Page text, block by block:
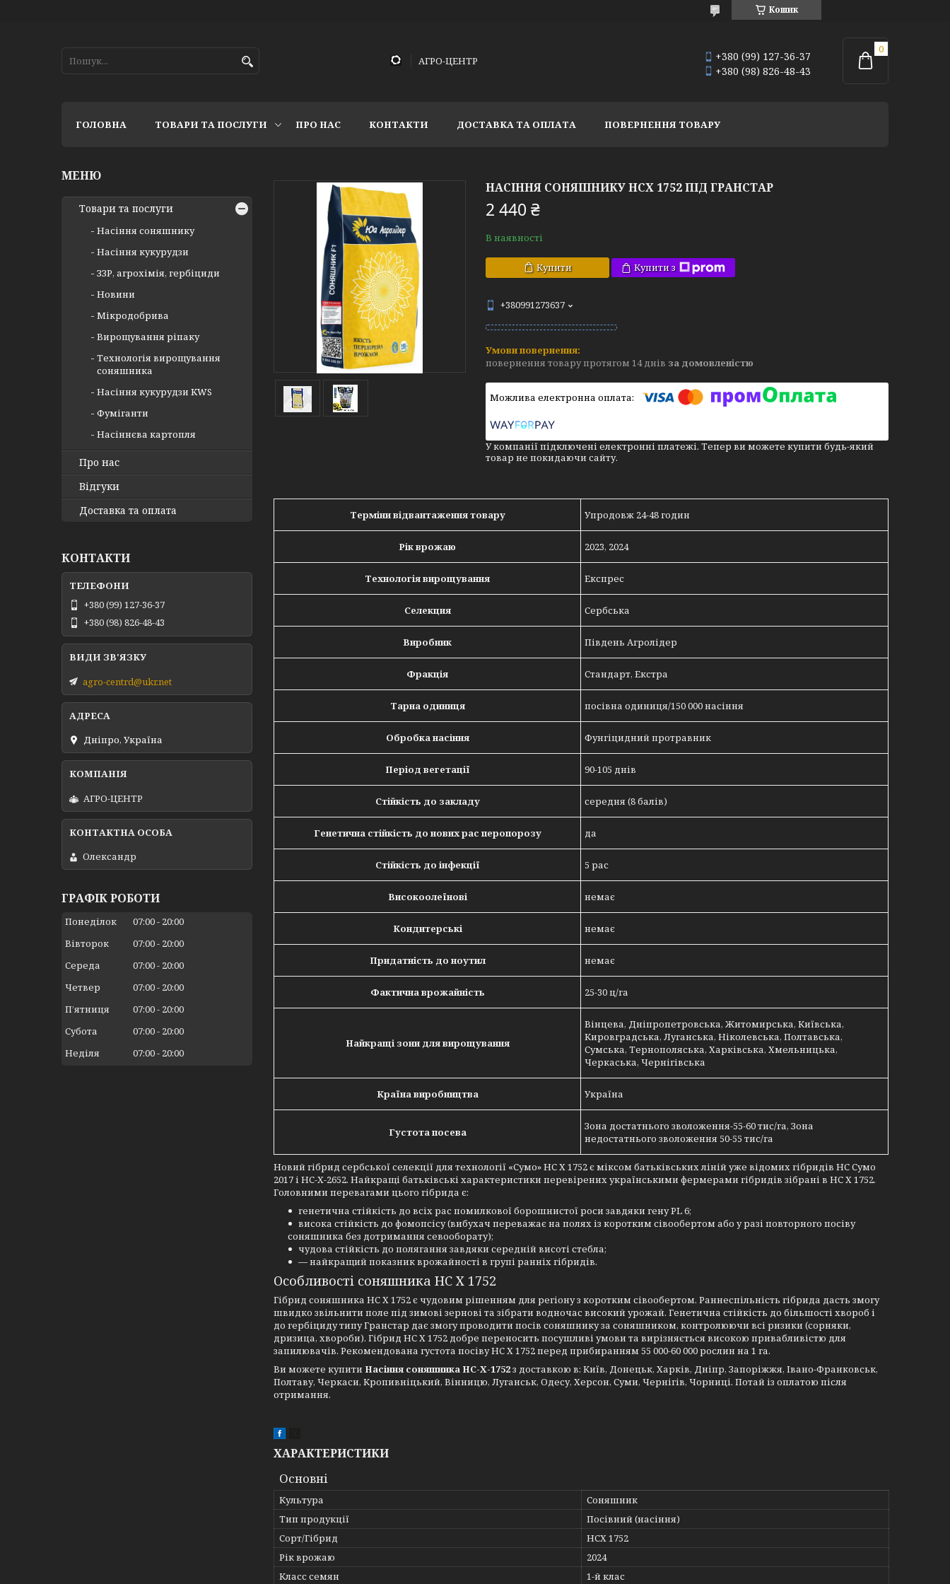
Кошик
АГРО-ЦЕНТР
+380 (99) 127-36-37
+380 (98) 826-48-43
ГОЛОВНА ТОВАРИ ТА ПОСЛУГИ ПРО НАС КОНТАКТИ ДОСТАВКА ТА ОПЛАТА ПОВЕРНЕННЯ ТОВАРУ
НАСІННЯ СОНЯШНИКУ НСХ 1752 ПІД ГРАНСТАР
2 440 ₴
В наявності
Купити Купити з
+380991273637
повернення товару протягом 14 днів за домовленістю
У компанії підключені електронні платежі. Тепер ви можете купити будь-який
товар не покидаючи сайту.
Терміни відвантаження товару Упродовж 24-48 годин
Рік врожаю 2023, 2024
Технологія вирощування Експрес
Селекция Сербська
Виробник Південь Агролідер
Фракція Стандарт, Екстра
Тарна одиниця посівна одиниця/150 000 насіння
Обробка насіння Фунгіцидний протравник
Період вегетації 90-105 днів
Стійкість до закладу середня (8 балів)
Генетична стійкість до нових рас перопорозу да
Стійкість до інфекції 5 рас
Високоолеїнові немає
Кондитерські немає
Придатність до ноутил немає
Фактична врожайність 25-30 ц/га
Найкращі зони для вирощування
Вінцева, Дніпропетровська, Житомирська, Київська,
Кировградська, Луганська, Ніколевська, Полтавська,
Сумська, Тернополяська, Харківська, Хмельницька,
Черкаська, Чернігівська
Країна виробництва Україна
Густота посева
Зона достатнього зволоження-55-60 тис/га, Зона
недостатнього зволоження 50-55 тис/га
Новий гібрид сербської селекції для технології «Сумо» НС Х 1752 є міксом батьківських ліній уже відомих гібридів НС Сумо
2017 і НС-Х-2652. Найкращі батьківські характеристики перевірених українськими фермерами гібридів зібрані в НС Х 1752.
Головними перевагами цього гібрида є:
генетична стійкість до всіх рас помилкової борошнистої роси завдяки гену PL 6;
висока стійкість до фомопсісу (вибухач переважає на полях із коротким сівообертом або у разі повторного посіву
соняшника без дотримання севооборату);
чудова стійкість до полягання завдяки середній висоті стебла;
— найкращий показник врожайності в групі ранніх гібридів.
Особливості соняшника НС Х 1752
Гібрид соняшника НС Х 1752 є чудовим рішенням для регіону з коротким сівообертом. Раннеспільність гібрида дасть змогу
швидко звільнити поле під зимові зернові та зібрати водночас високий урожай. Генетична стійкість до більшості хвороб і
до гербіциду типу Гранстар дає змогу проводити посів соняшнику за соняшником, контролюючи всі ризики (сорняки,
дризица, хвороби). Гібрид НС Х 1752 добре переносить посушливі умови та вирізняється високою привабливістю для
запилювачів. Рекомендована густота посіву НС Х 1752 перед прибиранням 55 000-60 000 рослин на 1 га.
Ви можете купити Насіння соняшника НС-Х-1752з доставкою в: Київ, Донецьк, Харків, Дніпр, Запоріжжя, Івано-Франковськ,
Полтаву, Черкаси, Кропивніцький, Вінницю, Луганськ, Одесу, Херсон, Суми, Чернігів, Чорниці. Потай із оплатою після
отримання.
ХАРАКТЕРИСТИКИ
Основні
Культура
Соняшник
Тип продукції
Посівний (насіння)
Сорт/Гібрид
НСХ 1752
Рік врожаю
2024
Класс семян
1-й клас
Товари та послуги
Насіння соняшнику
Насіння кукурудзи
ЗЗР, агрохімія, гербіциди
Новини
Мікродобрива
Вирощування ріпаку
Технологія вирощування
соняшника
Насіння кукурудзи KWS
Фуміганти
Насіннєва картопля
Про нас
Відгуки
Доставка та оплата
КОНТАКТИ
+380 (99) 127-36-37
+380 (98) 826-48-43
agro-centrd@ukr.net
Дніпро, Україна
АГРО-ЦЕНТР
Олександр
ГРАФІК РОБОТИ
Понеділок 07:00
20:00
Вівторок
07:00
20:00
Середа
07:00
20:00
Четвер
07:00
20:00
Пʼятниця
07:00
20:00
Субота
07:00
20:00
Неділя
07:00 20:00